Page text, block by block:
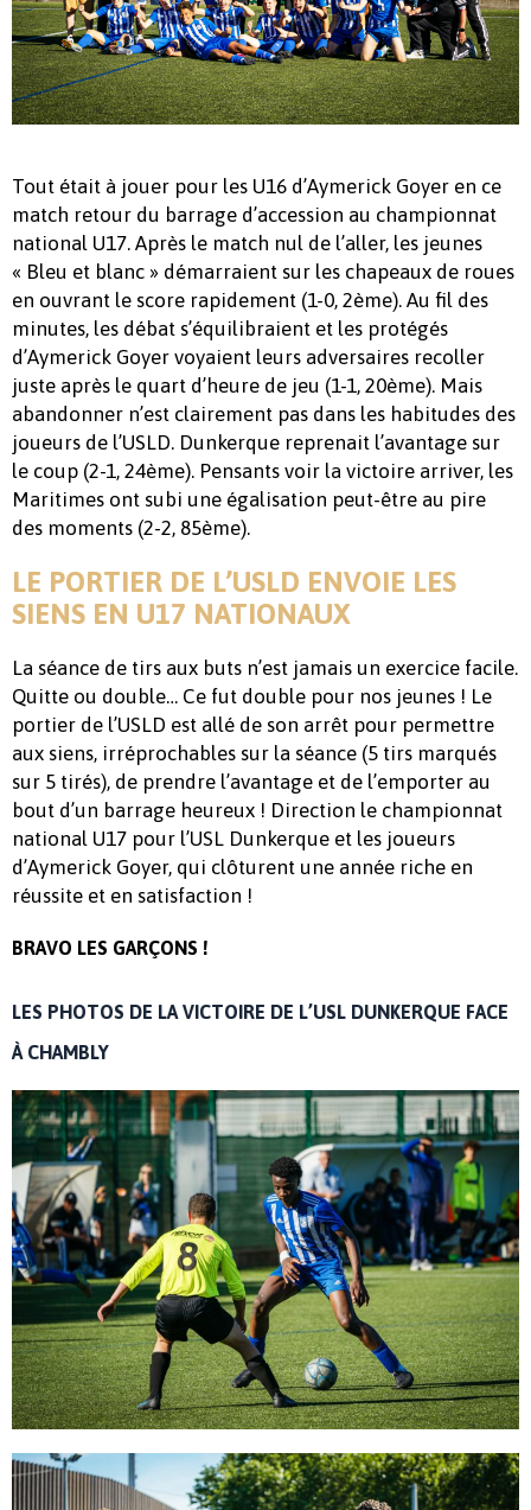
Tout était à jouer pour les U16 d’Aymerick Goyer en ce
match retour du barrage d’accession au championnat
national U17. Après le match nul de l’aller, les jeunes
« Bleu et blanc » démarraient sur les chapeaux de roues
en ouvrant le score rapidement (1-0, 2ème). Au fil des
minutes, les débat s’équilibraient et les protégés
d’Aymerick Goyer voyaient leurs adversaires recoller
juste après le quart d’heure de jeu (1-1, 20ème). Mais
abandonner n’est clairement pas dans les habitudes des
joueurs de l’USLD. Dunkerque reprenait l’avantage sur
le coup (2-1, 24ème). Pensants voir la victoire arriver, les
Maritimes ont subi une égalisation peut-être au pire
des moments (2-2, 85ème).
LE PORTIER DE L’USLD ENVOIE LES
SIENS EN U17 NATIONAUX
La séance de tirs aux buts n’est jamais un exercice facile.
Quitte ou double… Ce fut double pour nos jeunes ! Le
portier de l’USLD est allé de son arrêt pour permettre
aux siens, irréprochables sur la séance (5 tirs marqués
sur 5 tirés), de prendre l’avantage et de l’emporter au
bout d’un barrage heureux ! Direction le championnat
national U17 pour l’USL Dunkerque et les joueurs
d’Aymerick Goyer, qui clôturent une année riche en
réussite et en satisfaction !
BRAVO LES GARÇONS !
LES PHOTOS DE LA VICTOIRE DE L’USL DUNKERQUE FACE
À CHAMBLY